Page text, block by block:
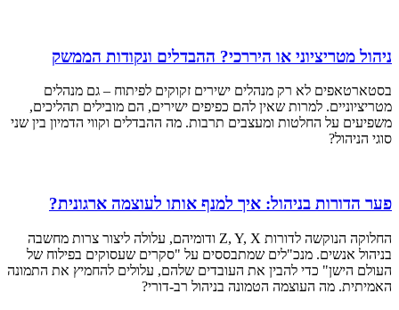
ניהול מטריציוני או היררכי? ההבדלים ונקודות הממשק
בסטארטאפים לא רק מנהלים ישירים זקוקים לפיתוח – גם מנהלים
מטריציוניים. למרות שאין להם כפיפים ישירים, הם מובילים תהליכים,
משפיעים על החלטות ומעצבים תרבות. מה ההבדלים וקווי הדמיון בין שני
סוגי הניהול?
פער הדורות בניהול: איך למנף אותו לעוצמה ארגונית?
החלוקה הנוקשה לדורות Z, Y, X ודומיהם, עלולה ליצור צרות מחשבה
בניהול אנשים. מנכ"לים שמתבססים על "סקרים שעסוקים בפילוח של
העולם הישן" כדי להבין את העובדים שלהם, עלולים להחמיץ את התמונה
האמיתית. מה העוצמה הטמונה בניהול רב-דורי?